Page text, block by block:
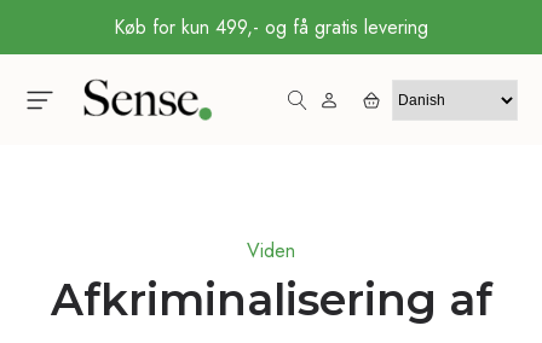
Køb for kun 499,- og få gratis levering
Viden
Afkriminalisering af